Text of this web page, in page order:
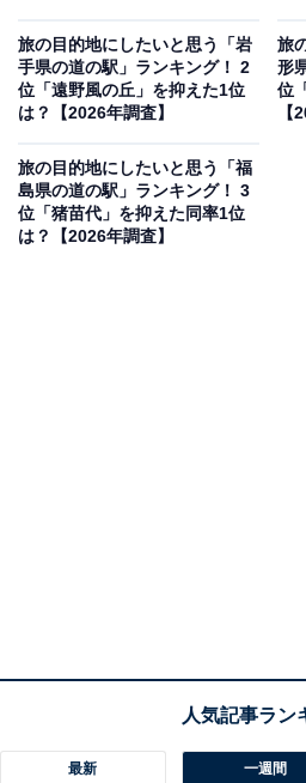
旅の目的地にしたいと思う「岩
手県の道の駅」ランキング！ 2
位「遠野風の丘」を抑えた1位
は？【2026年調査】
旅
形
位
【
旅の目的地にしたいと思う「福
島県の道の駅」ランキング！ 3
位「猪苗代」を抑えた同率1位
は？【2026年調査】
最新 一週間